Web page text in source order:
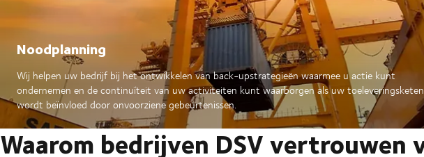
Noodplanning
Wij helpen uw bedrijf bij het ontwikkelen van back-upstrategieën waarmee u actie kunt
ondernemen en de continuïteit van uw activiteiten kunt waarborgen als uw toeleveringsketen
wordt beïnvloed door onvoorziene gebeurtenissen.
Waarom bedrijven DSV vertrouwen